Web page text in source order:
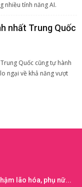
nhiều tính năng AI.
nhất Trung Quốc
Quốc cũng tự hành
ngại về khả năng vượt
lão hóa, phụ nữ...